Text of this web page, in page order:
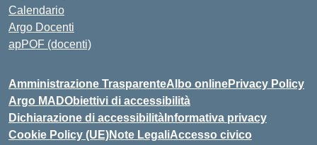
Calendario
Argo Docenti
apPOF (docenti)
Amministrazione TrasparenteAlbo onlinePrivacy Policy
Argo MADObiettivi di accessibilità
Dichiarazione di accessibilità Informativa privacy
Cookie Policy (UE)Note LegaliAccesso civico